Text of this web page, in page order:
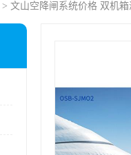
> 文山空降闸系统价格 双机